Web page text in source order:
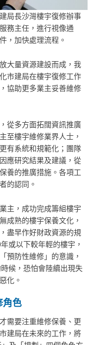
局長沙灣樓宇復修辦事
務主任，進行視像通
，加快處理流程。
大量資源建設而成，我
市建局在樓宇復修工作
協助更多業主妥善維修
從多方面拓闊資訊推廣
至樓宇維修業界人士，
有系統和規範化；團隊
應研究結果及建議，從
養的推廣措施。各項工
的認同。
主，成功完成籌組樓宇
成熟的樓宇保養文化，
盡早作好財政資源的規
或以下較年輕的樓宇，
預防性維修」的意識，
候，恐怕會陸續出現失
化。
角色
需要注重維修保養、更
建局在未來的工作，將